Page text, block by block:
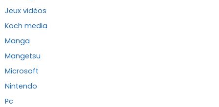
Jeux vidéos
Koch media
Manga
Mangetsu
Microsoft
Nintendo
Pc